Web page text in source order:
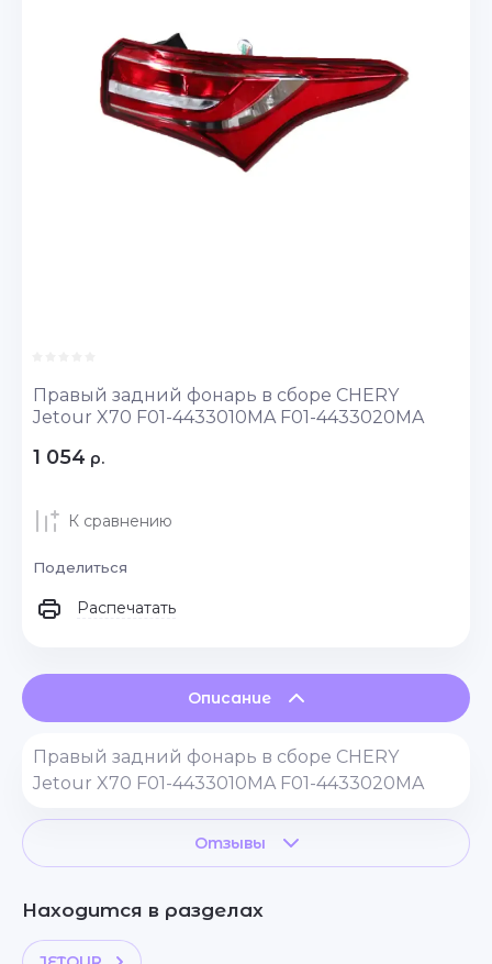
Правый задний фонарь в сборе CHERY
Jetour X70 F01-4433010MA F01-4433020MA
1 054 р.
К сравнению
Поделиться
Распечатать
Описание
Правый задний фонарь в сборе CHERY
Jetour X70 F01-4433010MA F01-4433020MA
Отзывы
Находится в разделах